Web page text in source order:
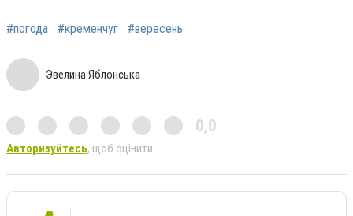
#погода #кременчуг #вересень
Эвелина Яблонська
0,0
Авторизуйтесь, щоб оцінити